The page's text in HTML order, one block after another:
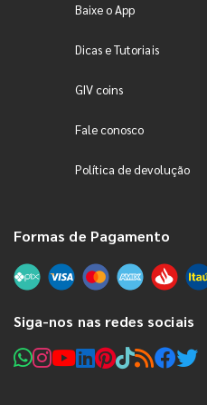
Baixe o App
Dicas e Tutoriais
GIV coins
Fale conosco
Política de devolução
Formas de Pagamento
Siga-nos nas redes sociais